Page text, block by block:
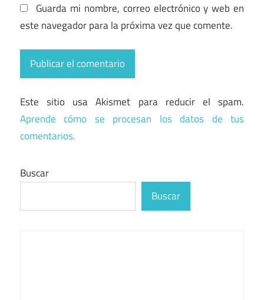
Guarda mi nombre, correo electrónico y web en
este navegador para la próxima vez que comente.
Este sitio usa Akismet para reducir el spam.
Aprende cómo se procesan los datos de tus
comentarios.
Buscar
Buscar